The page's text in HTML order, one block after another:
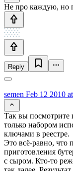
Не про каждую, но
Reply
semen Feb 12 2010
Так вы посмотрите
только набором
ключами в реестре.
Это всё-равно, что
приготовления
с сыром. Кто-то